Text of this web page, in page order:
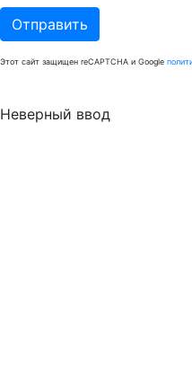
Отправить
Этот сайт защищен reCAPTCHA и Google
Неверный ввод